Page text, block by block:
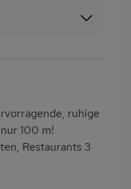
Loggia
ruhige
100 m!
Restaurants 3